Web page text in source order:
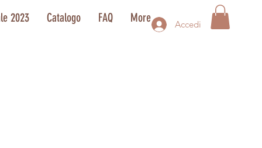
Accedi
2023 Catalogo FAQ More